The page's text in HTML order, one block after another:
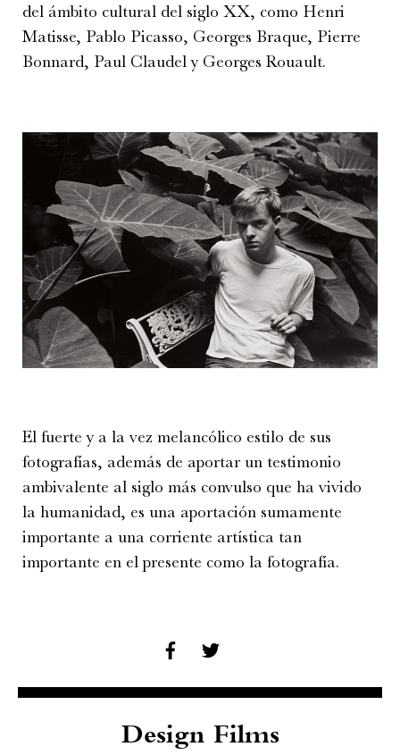
del ámbito cultural del siglo XX, como Henri
Matisse, Pablo Picasso, Georges Braque, Pierre
Bonnard, Paul Claudel y Georges Rouault.
El fuerte y a la vez melancólico estilo de sus
fotografías, además de aportar un testimonio
ambivalente al siglo más convulso que ha vivido
la humanidad, es una aportación sumamente
importante a una corriente artística tan
importante en el presente como la fotografía.
Design Films